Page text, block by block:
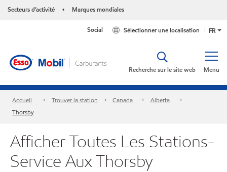
Secteurs d’activité • Marques mondiales
FR
Sélectionner une localisation
Social
Menu
Recherche sur le site web
Accueil Trouver la station Canada
Alberta
Thorsby
Afficher Toutes Les Stations-
Service Aux Thorsby